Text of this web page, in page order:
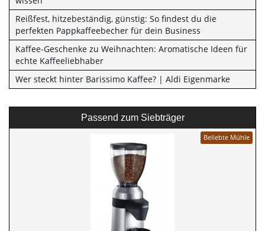
Reißfest, hitzebeständig, günstig: So findest du die
perfekten Pappkaffeebecher für dein Business
Kaffee-Geschenke zu Weihnachten: Aromatische Ideen für
echte Kaffeeliebhaber
Wer steckt hinter Barissimo Kaffee? | Aldi Eigenmarke
Passend zum Siebträger
Beliebte Mühle